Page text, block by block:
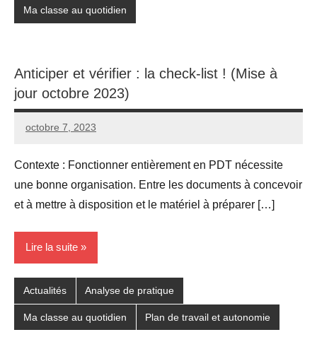
Ma classe au quotidien
Anticiper et vérifier : la check-list ! (Mise à
jour octobre 2023)
octobre 7, 2023
Seg0_La_Vraie
Aucun
Contexte : Fonctionner entièrement en PDT nécessite
une bonne organisation. Entre les documents à concevoir
et à mettre à disposition et le matériel à préparer […]
Lire la suite
Actualités Analyse de pratique
Ma classe au quotidien Plan de travail et autonomie